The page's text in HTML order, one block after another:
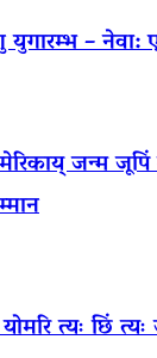
– नेवा:
जन्म जूपिं
त्यः छिं